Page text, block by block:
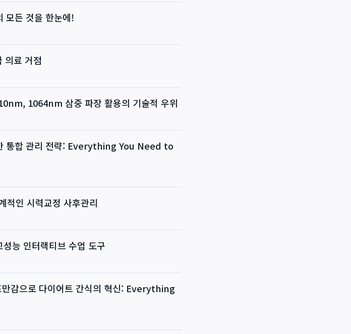
모든 것을 한눈에!
의료 거점
1064nm 삼중 파장 활용의 기술적 우위
통합 관리 전략: Everything You Need to
적인 시력교정 사후관리
능 인터랙티브 수업 도구
감으로 다이어트 간식의 혁신: Everything